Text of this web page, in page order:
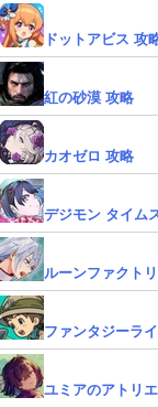
ドットアビス 攻
紅の砂漠 攻略
カオゼロ 攻略
デジモン タイム
ルーンファクト
ファンタジーラ
ユミアのアトリ